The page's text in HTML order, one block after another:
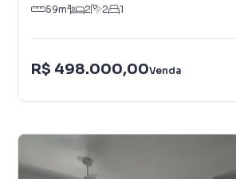
59m² 2 2 1
R$ 498.000,00Venda